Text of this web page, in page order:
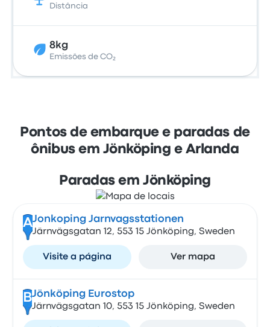
Distância
8kg
Emissões de CO₂
Pontos de embarque e paradas de
ônibus em Jönköping e Arlanda
Paradas em Jönköping
AJonkoping Jarnvagsstationen
Järnvägsgatan 12, 553 15 Jönköping, Sweden
Visite a página Ver mapa
BJönköping Eurostop
Järnvägsgatan 10, 553 15 Jönköping, Sweden